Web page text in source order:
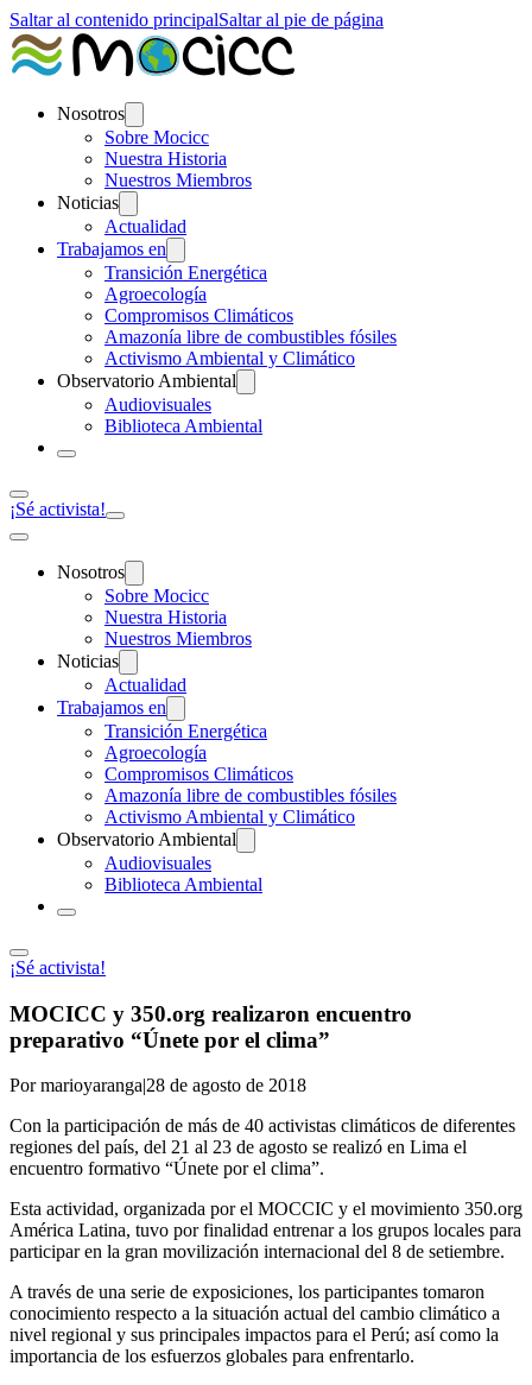
Saltar al contenido principalSaltar al pie de página
Nosotros
Sobre Mocicc
Nuestra Historia
Nuestros Miembros
Noticias
Actualidad
Trabajamos en
Transición Energética
Agroecología
Compromisos Climáticos
Amazonía libre de combustibles fósiles
Activismo Ambiental y Climático
Observatorio Ambiental
Audiovisuales
Biblioteca Ambiental
¡Sé activista!
Nosotros
Sobre Mocicc
Nuestra Historia
Nuestros Miembros
Noticias
Actualidad
Trabajamos en
Transición Energética
Agroecología
Compromisos Climáticos
Amazonía libre de combustibles fósiles
Activismo Ambiental y Climático
Observatorio Ambiental
Audiovisuales
Biblioteca Ambiental
¡Sé activista!
MOCICC y 350.org realizaron encuentro
preparativo “Únete por el clima”
Por marioyaranga|28 de agosto de 2018
Con la participación de más de 40 activistas climáticos de diferentes
regiones del país, del 21 al 23 de agosto se realizó en Lima el
encuentro formativo “Únete por el clima”.
Esta actividad, organizada por el MOCCIC y el movimiento 350.org
América Latina, tuvo por finalidad entrenar a los grupos locales para
participar en la gran movilización internacional del 8 de setiembre.
A través de una serie de exposiciones, los participantes tomaron
conocimiento respecto a la situación actual del cambio climático a
nivel regional y sus principales impactos para el Perú; así como la
importancia de los esfuerzos globales para enfrentarlo.